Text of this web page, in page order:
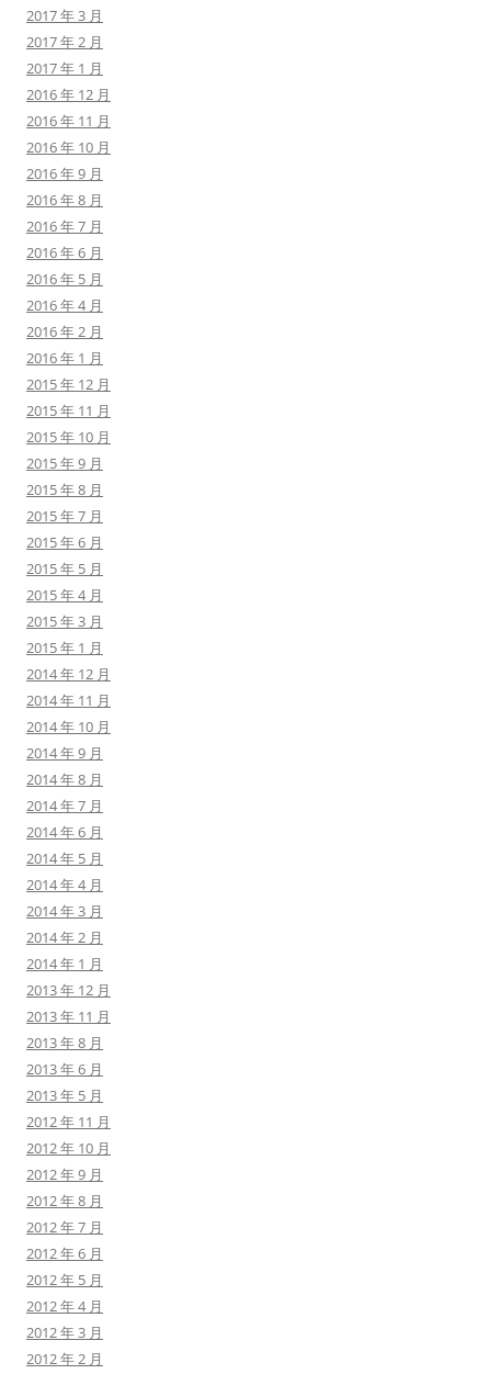
2017 年 3 月
2017 年 2 月
2017 年 1 月
2016 年 12 月
2016 年 11 月
2016 年 10 月
2016 年 9 月
2016 年 8 月
2016 年 7 月
2016 年 6 月
2016 年 5 月
2016 年 4 月
2016 年 2 月
2016 年 1 月
2015 年 12 月
2015 年 11 月
2015 年 10 月
2015 年 9 月
2015 年 8 月
2015 年 7 月
2015 年 6 月
2015 年 5 月
2015 年 4 月
2015 年 3 月
2015 年 1 月
2014 年 12 月
2014 年 11 月
2014 年 10 月
2014 年 9 月
2014 年 8 月
2014 年 7 月
2014 年 6 月
2014 年 5 月
2014 年 4 月
2014 年 3 月
2014 年 2 月
2014 年 1 月
2013 年 12 月
2013 年 11 月
2013 年 8 月
2013 年 6 月
2013 年 5 月
2012 年 11 月
2012 年 10 月
2012 年 9 月
2012 年 8 月
2012 年 7 月
2012 年 6 月
2012 年 5 月
2012 年 4 月
2012 年 3 月
2012 年 2 月